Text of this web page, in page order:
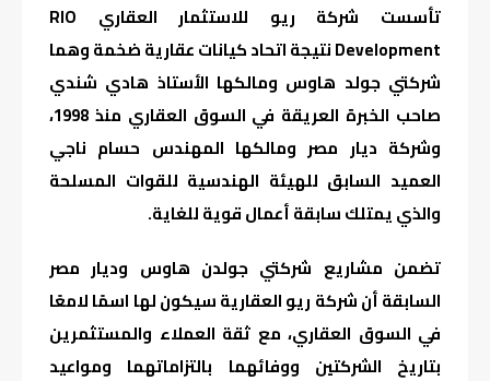
تأسست شركة ريو للاستثمار العقاري RIO
Development نتيجة اتحاد كيانات عقارية ضخمة وهما
شركتي جولد هاوس ومالكها الأستاذ هادي شندي
صاحب الخبرة العريقة في السوق العقاري منذ 1998،
وشركة ديار مصر ومالكها المهندس حسام ناجي
العميد السابق للهيئة الهندسية للقوات المسلحة
والذي يمتلك سابقة أعمال قوية للغاية.
تضمن مشاريع شركتي جولدن هاوس وديار مصر
السابقة أن شركة ريو العقارية سيكون لها اسمًا لامعًا
في السوق العقاري، مع ثقة العملاء والمستثمرين
بتاريخ الشركتين ووفائهما بالتزاماتهما ومواعيد